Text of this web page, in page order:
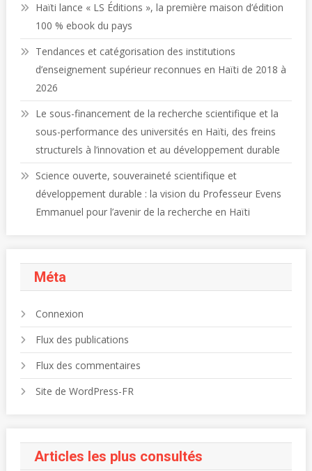
Haïti lance « LS Éditions », la première maison d’édition
100 % ebook du pays
Tendances et catégorisation des institutions
d’enseignement supérieur reconnues en Haïti de 2018 à
2026
Le sous-financement de la recherche scientifique et la
sous-performance des universités en Haïti, des freins
structurels à l’innovation et au développement durable
Science ouverte, souveraineté scientifique et
développement durable : la vision du Professeur Evens
Emmanuel pour l’avenir de la recherche en Haïti
Méta
Connexion
Flux des publications
Flux des commentaires
Site de WordPress-FR
Articles les plus consultés